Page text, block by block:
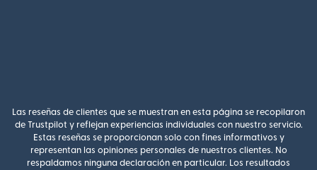
Las reseñas de clientes que se muestran en esta página se recopilaron
de Trustpilot y reflejan experiencias individuales con nuestro servicio.
Estas reseñas se proporcionan solo con fines informativos y
representan las opiniones personales de nuestros clientes. No
respaldamos ninguna declaración en particular. Los resultados